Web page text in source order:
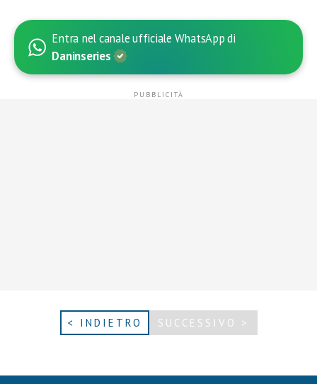
Entra nel canale ufficiale WhatsApp di
Daninseries
< INDIETRO SUCCESSIVO >